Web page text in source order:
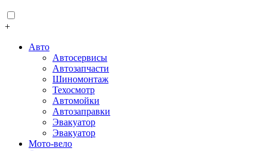
+
Авто
Автосервисы
Автозапчасти
Шиномонтаж
Техосмотр
Автомойки
Автозаправки
Эвакуатор
Эвакуатор
Мото-вело